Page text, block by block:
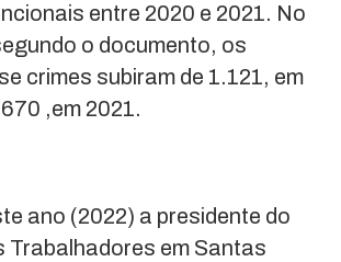
entre 2020 e 2021. No
o documento, os
crimes subiram de 1.121, em
,em 2021.
ano (2022) a presidente do
Trabalhadores em Santas